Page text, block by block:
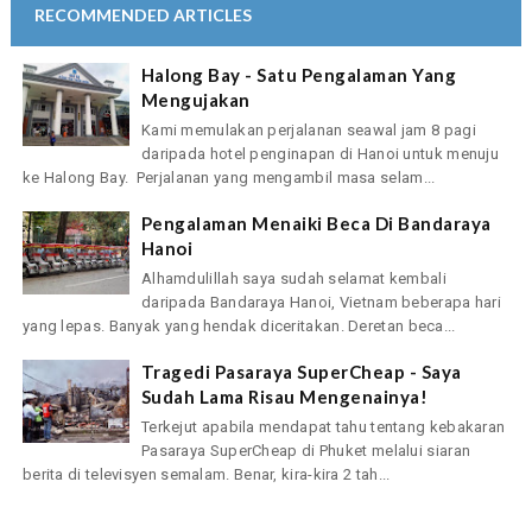
RECOMMENDED ARTICLES
Halong Bay - Satu Pengalaman Yang
Mengujakan
Kami memulakan perjalanan seawal jam 8 pagi
daripada hotel penginapan di Hanoi untuk menuju
ke Halong Bay. Perjalanan yang mengambil masa selam...
Pengalaman Menaiki Beca Di Bandaraya
Hanoi
Alhamdulillah saya sudah selamat kembali
daripada Bandaraya Hanoi, Vietnam beberapa hari
yang lepas. Banyak yang hendak diceritakan. Deretan beca...
Tragedi Pasaraya SuperCheap - Saya
Sudah Lama Risau Mengenainya!
Terkejut apabila mendapat tahu tentang kebakaran
Pasaraya SuperCheap di Phuket melalui siaran
berita di televisyen semalam. Benar, kira-kira 2 tah...